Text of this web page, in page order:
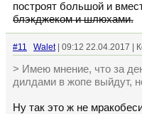
построят большой и
блэкджеком и шлюхами.
#11 Walet| 09:12 22.04.2017 |
> Имею мнение, что за
дилдами в жопе выйдут,
Ну так это ж не